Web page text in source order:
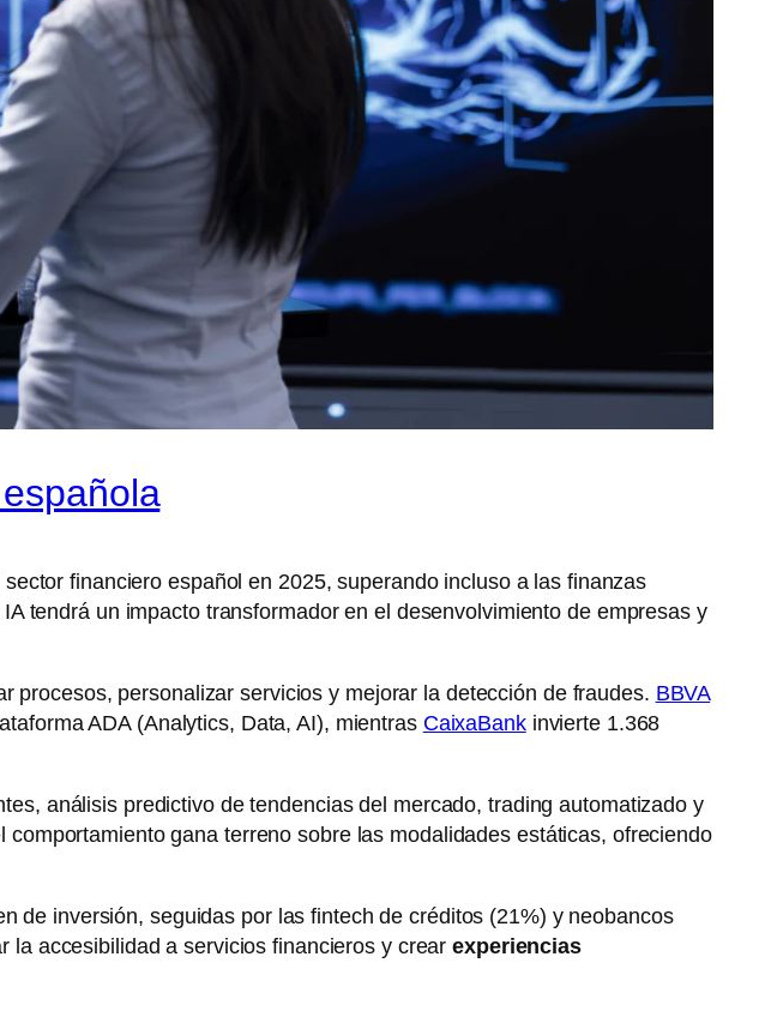
financiero español en 2025, superando incluso a las finanzas
tendrá un impacto transformador en el desenvolvimiento de empresas y
procesos, personalizar servicios y mejorar la detección de fraudes. BBVA
ADA (Analytics, Data, AI), mientras CaixaBankinvierte 1.368
análisis predictivo de tendencias del mercado, trading automatizado y
gana terreno sobre las modalidades estáticas, ofreciendo
de inversión, seguidas por las fintech de créditos (21%) y neobancos
la accesibilidad a servicios financieros y crearexperiencias